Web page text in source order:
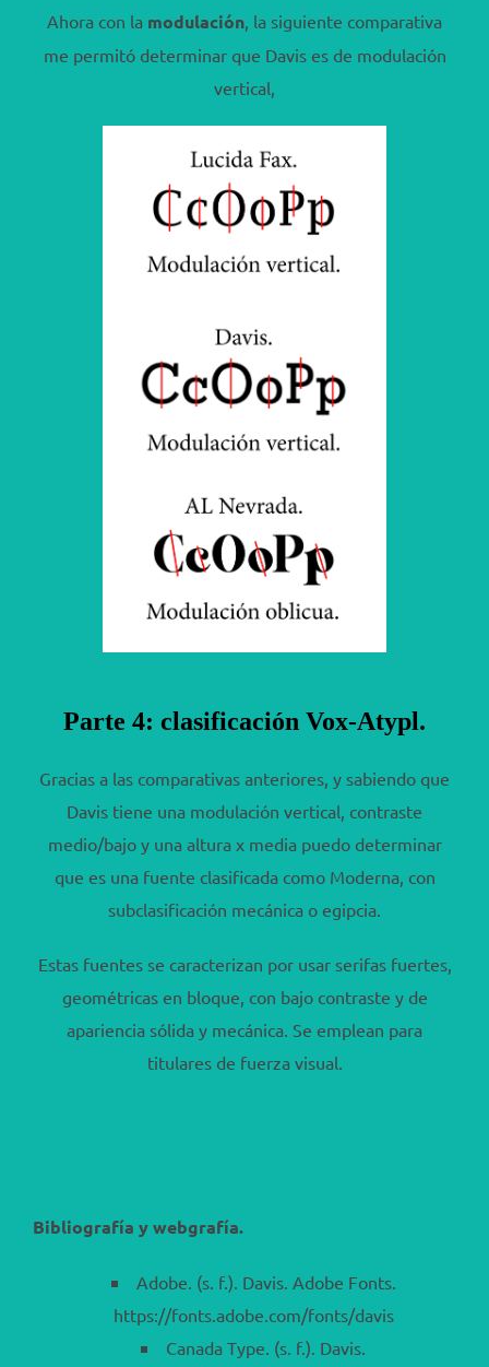
Ahora con la modulación, la siguiente comparativa
me permitó determinar que Davis es de modulación
vertical,
Parte 4: clasificación Vox-Atypl.
Gracias a las comparativas anteriores, y sabiendo que
Davis tiene una modulación vertical, contraste
medio/bajo y una altura x media puedo determinar
que es una fuente clasificada como Moderna, con
subclasificación mecánica o egipcia.
Estas fuentes se caracterizan por usar serifas fuertes,
geométricas en bloque, con bajo contraste y de
apariencia sólida y mecánica. Se emplean para
titulares de fuerza visual.
Bibliografía y webgrafía.
Adobe. (s. f.). Davis. Adobe Fonts.
https://fonts.adobe.com/fonts/davis
Canada Type. (s. f.). Davis.